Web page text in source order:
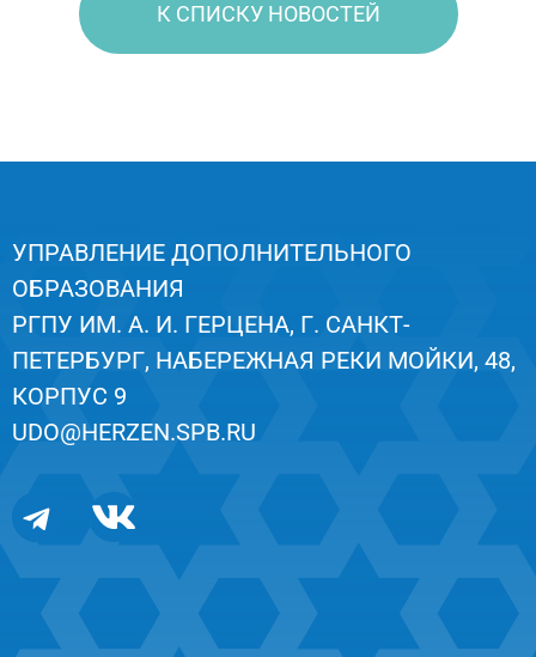
К СПИСКУ НОВОСТЕЙ
УПРАВЛЕНИЕ ДОПОЛНИТЕЛЬНОГО
ОБРАЗОВАНИЯ
РГПУ ИМ. А. И. ГЕРЦЕНА, Г. САНКТ-
ПЕТЕРБУРГ, НАБЕРЕЖНАЯ РЕКИ МОЙКИ, 48,
КОРПУС 9
UDO@HERZEN.SPB.RU